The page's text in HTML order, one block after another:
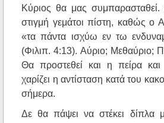
Κύριος θα μας
στιγμή γεμάτοι πίστη, καθώς ο
«τα πάντα ισχύω εν τω
(Φιλιπ. 4:13). Αύριο; Μεθαύριο;
Θα προστεθεί και η πείρα
χαρίζει η αντίσταση κατά του
σήμερα.
Δε θα πάψει να στέκει δίπλα